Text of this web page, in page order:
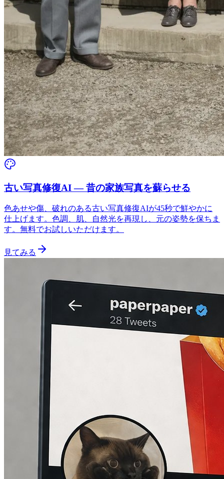
古い写真修復AI — 昔の家族写真を蘇らせる
色あせや傷、破れのある古い写真修復AIが45秒で鮮やかに
仕上げます。色調、肌、自然光を再現し、元の姿勢を保ちま
す。無料でお試しいただけます。
見てみる